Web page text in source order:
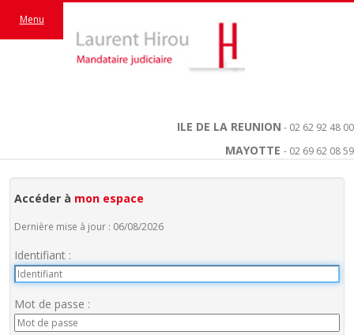
ILE DE LA REUNION - 02 62 92 48 00
MAYOTTE - 02 69 62 08 59
Menu
Accéder à mon espace
Dernière mise à jour : 06/08/2026
Identifiant :
Mot de passe :